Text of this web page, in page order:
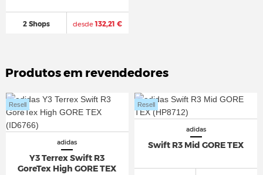
2 Shops desde132,21 €
Produtos em revendedores
adidas
Y3 Terrex Swift R3
GoreTex High GORE TEX
Resell
adidas
Swift R3 Mid GORE TEX
Resell